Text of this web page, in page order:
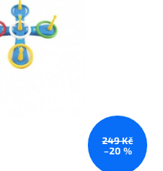
249 Kč
–20 %